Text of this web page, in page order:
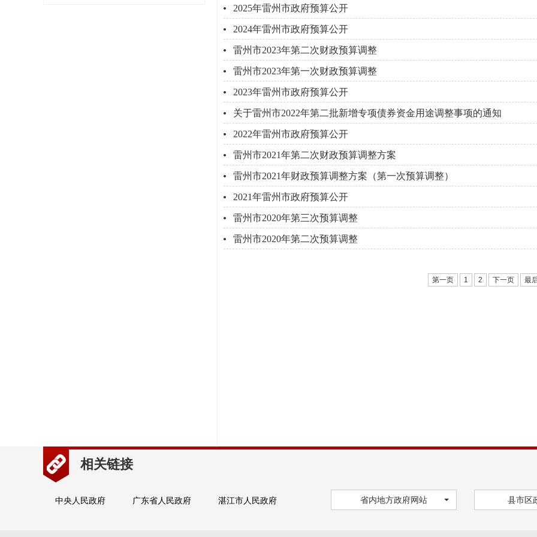
2025年雷州市政府预算公开
2024年雷州市政府预算公开
雷州市2023年第二次财政预算调整
雷州市2023年第一次财政预算调整
2023年雷州市政府预算公开
关于雷州市2022年第二批新增专项债券资金用途调整事项的通知
2022年雷州市政府预算公开
雷州市2021年第二次财政预算调整方案
雷州市2021年财政预算调整方案（第一次预算调整）
2021年雷州市政府预算公开
雷州市2020年第三次预算调整
雷州市2020年第二次预算调整
第一页 1 2 下一页 最
相关链接
中央人民政府 广东省人民政府 湛江市人民政府 省内地方政府网站 县市区